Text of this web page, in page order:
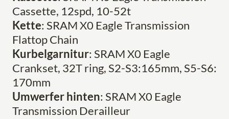
Cassette, 12spd, 10-52t
Kette: SRAM X0 Eagle Transmission
Flattop Chain
Kurbelgarnitur: SRAM X0 Eagle
Crankset, 32T ring, S2-S3:165mm, S5-S6:
170mm
Umwerfer hinten: SRAM X0 Eagle
Transmission Derailleur